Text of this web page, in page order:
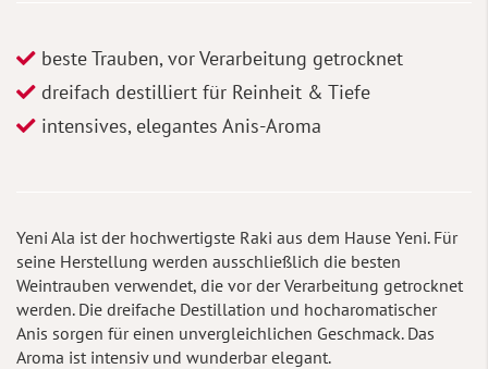
beste Trauben, vor Verarbeitung getrocknet
dreifach destilliert für Reinheit & Tiefe
intensives, elegantes Anis-Aroma
Yeni Ala ist der hochwertigste Raki aus dem Hause Yeni. Für
seine Herstellung werden ausschließlich die besten
Weintrauben verwendet, die vor der Verarbeitung getrocknet
werden. Die dreifache Destillation und hocharomatischer
Anis sorgen für einen unvergleichlichen Geschmack. Das
Aroma ist intensiv und wunderbar elegant.